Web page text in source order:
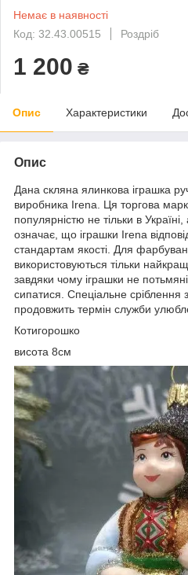
Немає в наявності
Код: 32.43.00515
Роздріб
1 200 ₴
Опис Характеристики
Опис
Дана скляна ялинкова іграшка
виробника Irena. Ця торгова
популярністю не тільки в
означає, що іграшки Irena
стандартам якості. Для
використовуються тільки
завдяки чому іграшки не
сипатися. Спеціальне сріблення
продовжить термін служби
Котигорошко
висота 8см